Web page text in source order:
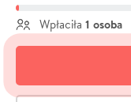
Wpłaciła 1 osoba